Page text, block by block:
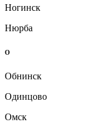
Ногинск
Нюрба
О
Обнинск
Одинцово
Омск